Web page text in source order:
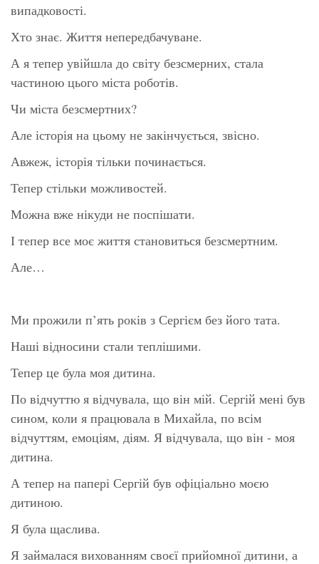
випадковості.
Хто знає. Життя непередбачуване.
А я тепер увійшла до світу безсмерних, стала
частиною цього міста роботів.
Чи міста безсмертних?
Але історія на цьому не закінчується, звісно.
Авжеж, історія тільки починається.
Тепер стільки можливостей.
Можна вже нікуди не поспішати.
І тепер все моє життя становиться безсмертним.
Але…
Ми прожили п’ять років з Сергієм без його тата.
Наші відносини стали теплішими.
Тепер це була моя дитина.
По відчуттю я відчувала, що він мій. Сергій мені був
сином, коли я працювала в Михайла, по всім
відчуттям, емоціям, діям. Я відчувала, що він - моя
дитина.
А тепер на папері Сергій був офіціально моєю
дитиною.
Я була щаслива.
Я займалася вихованням своєї прийомної дитини, а